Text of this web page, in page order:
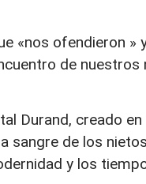
«nos ofendieron »
de nuestros
Durand, creado
sangre de los
y los